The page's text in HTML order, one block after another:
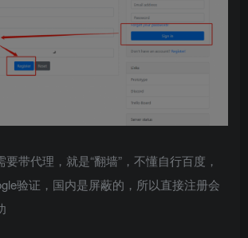
带代理，就是“翻墙”，不懂自行百度，
验证，国内是屏蔽的，所以直接注册会